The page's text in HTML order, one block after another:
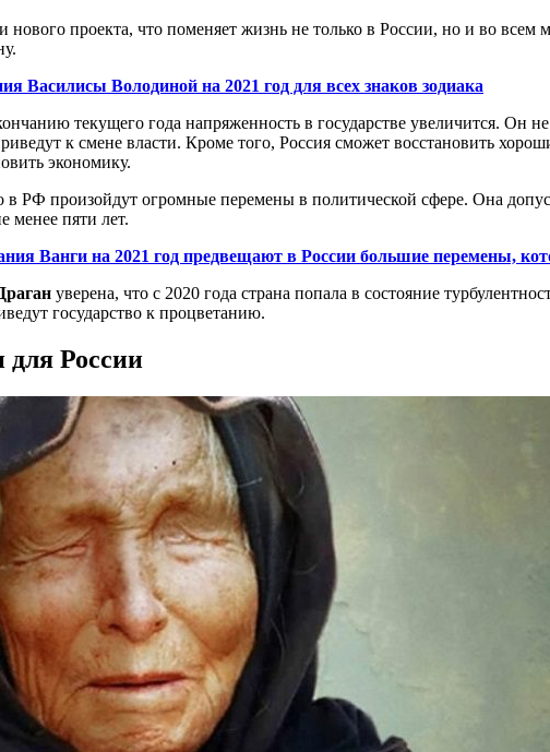
нового проекта, что поменяет жизнь не только в России, но и во
Василисы Володиной на 2021 год для всех знаков зодиака
текущего года напряженность в государстве увеличится.
к смене власти. Кроме того, Россия сможет восстановить
экономику.
в РФ произойдут огромные перемены в политической сфере. Она
менее пяти лет.
Ванги на 2021 год предвещают в России большие перемены,
уверена, что с 2020 года страна попала в состояние
государство к процветанию.
для России